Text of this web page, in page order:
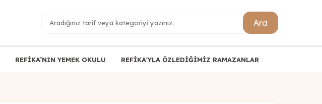
Ara
REFİKA’NIN YEMEK OKULU REFİKA'YLA ÖZLEDİĞİMİZ RAMAZANLAR